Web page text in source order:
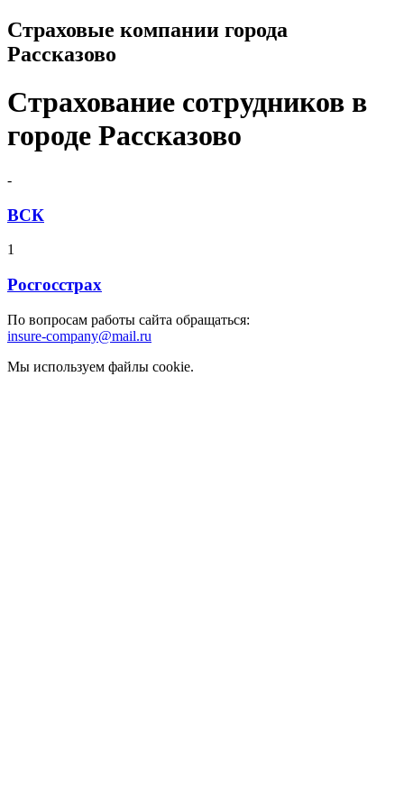
Страховые компании города
Рассказово
Страхование сотрудников в
городе Рассказово
-
ВСК
1
Росгосстрах
По вопросам работы сайта обращаться:
insure-company@mail.ru
Мы используем файлы cookie.